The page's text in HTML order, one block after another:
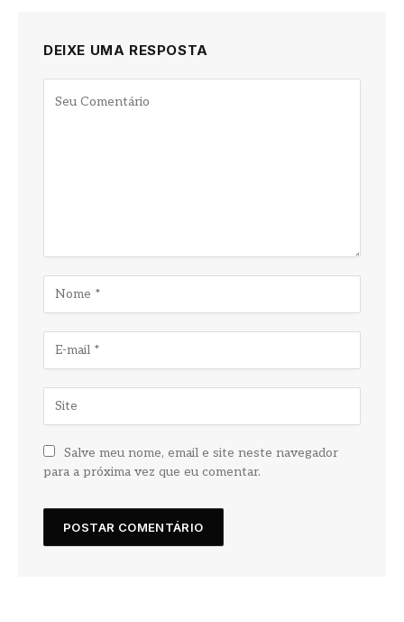
DEIXE UMA RESPOSTA
Salve meu nome, email e site neste navegador
para a próxima vez que eu comentar.